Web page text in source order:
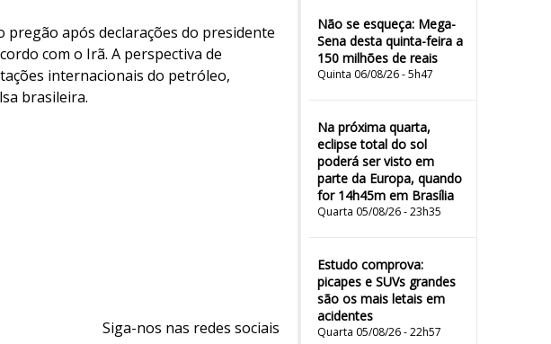
Não se esqueça: Mega-
Sena desta quinta-feira a
150 milhões de reais
Quinta 06/08/26 - 5h47
Na próxima quarta,
eclipse total do sol
poderá ser visto em
parte da Europa, quando
for 14h45m em Brasília
Quarta 05/08/26 - 23h35
Estudo comprova:
picapes e SUVs grandes
são os mais letais em
acidentes
Quarta 05/08/26 - 22h57
pregão após declarações do presidente
com o Irã. A perspectiva de
internacionais do petróleo,
brasileira.
Siga-nos nas redes sociais